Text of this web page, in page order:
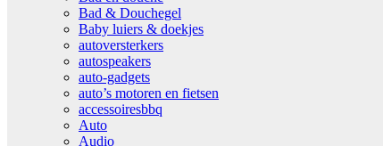
Bad & Douchegel
Baby luiers & doekjes
autoversterkers
autospeakers
auto-gadgets
auto’s motoren en fietsen
accessoiresbbq
Auto
Audio